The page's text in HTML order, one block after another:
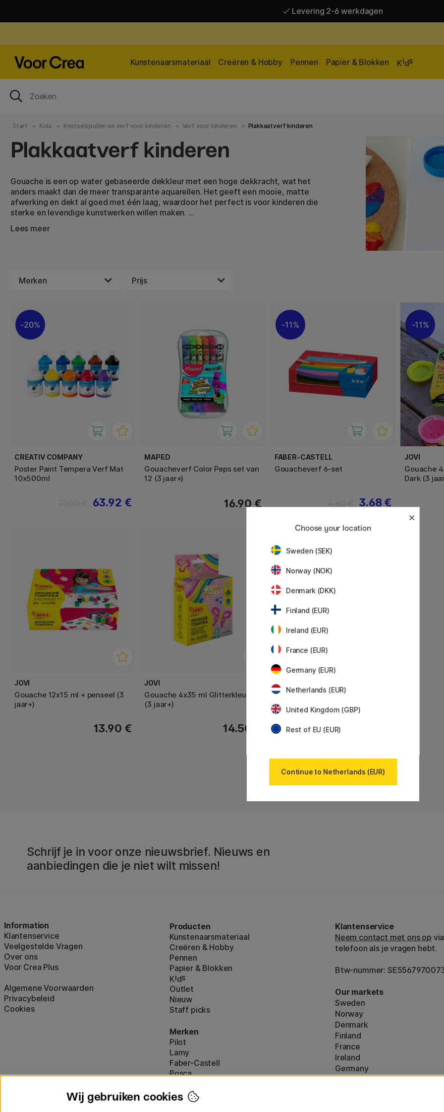
Levering 2-6 werkdagen
Kunstenaarsmateriaal Creëren & Hobby Pennen Papier & Blokken Kids
Start Kids Knutselspullen en verf voor kinderen Verf voor kinderen Plakkaatverf kinderen
Plakkaatverf kinderen
Gouache is een op water gebaseerde dekkleur met een hoge dekkracht, wat het
anders maakt dan de meer transparante aquarellen. Het geeft een mooie, matte
afwerking en dekt al goed met één laag, waardoor het perfect is voor kinderen die
sterke en levendige kunstwerken willen maken.
Gouache is gemakkelijk te gebruiken, droogt snel en kan uitstekend gemengd
Met een assortiment van mooie tinten kunnen kinderen hun creativiteit verkennen
Lees meer
Merken Prijs
20%
CREATIV COMPANY
Poster Paint Tempera Verf Mat
10x500ml
63.92 €
MAPED
Gouacheverf Color Peps set van
12 (3 jaar+)
16.90 €
11%
FABER-CASTELL
Gouacheverf 6-set
3.68 €
11%
JOVI
Gouache
Dark (3
JOVI
Gouache 12x15 ml + penseel (3
jaar+)
13.90 €
JOVI
Gouache 4x35 ml Glitterkleuren
(3 jaar+)
14.50 €
Schrijf je in voor onze nieuwsbrief. Nieuws en
aanbiedingen die je niet wilt missen!
Information
Klantenservice
Veelgestelde Vragen
Over ons
Voor Crea Plus
Algemene Voorwaarden
Privacybeleid
Cookies
Producten
Kunstenaarsmateriaal
Creëren & Hobby
Pennen
Papier & Blokken
Kids
Outlet
Nieuw
Staff picks
Merken
Pilot
Lamy
Faber-Castell
Posca
Alle merken (160)
Klantenservice
Neem contact met ons op
telefoon als je vragen hebt.
Btw-nummer:
Our markets
Sweden
Norway
Denmark
Finland
France
Ireland
Germany
UK
Choose your location
Sweden (SEK)
Norway (NOK)
Denmark (DKK)
Finland (EUR)
Ireland (EUR)
France (EUR)
Germany (EUR)
Netherlands (EUR)
United Kingdom (GBP)
Rest of EU (EUR)
Continue to Netherlands (EUR)
Wij gebruiken cookies